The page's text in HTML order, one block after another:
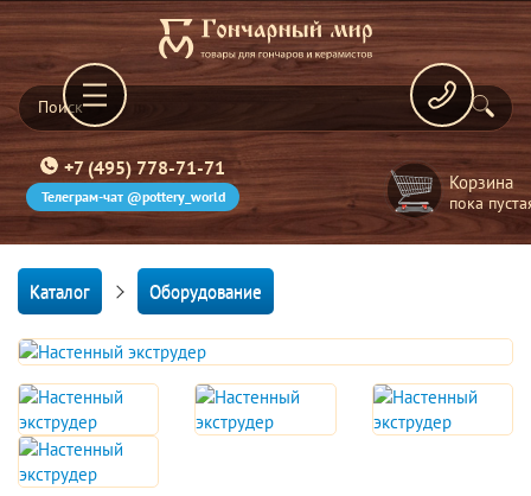
+7 (495) 778-71-71
Телеграм-чат @pottery_world
Корзина
пока
Каталог Оборудование